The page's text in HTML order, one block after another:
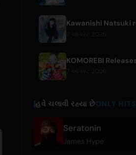
7 ઑગસ્ટ 2026
હવે ચલાવી રહ્યા છેONLY HITS
Seratonin
James Hype